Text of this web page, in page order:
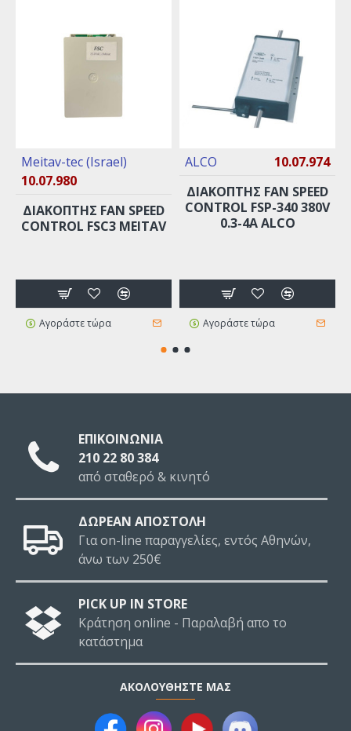
Meitav-tec (Israel)
10.07.980
ΔΙΑΚΟΠΤΗΣ FAN SPEED
CONTROL FSC3 MEITAV
Αγοράστε τώρα
ALCO
10.07.974
ΔΙΑΚΟΠΤΗΣ FAN SPEED
CONTROL FSP-340 380V
0.3-4A ALCO
Αγοράστε τώρα
ΕΠΙΚΟΙΝΩΝΙΑ
210 22 80 384
από σταθερό & κινητό
ΔΩΡΕΑΝ ΑΠΟΣΤΟΛΗ
Για on-line παραγγελίες, εντός Αθηνών,
άνω των 250€
PICK UP IN STORE
Κράτηση online - Παραλαβή απο το
κατάστημα
ΑΚΟΛΟΥΘΉΣΤΕ ΜΑΣ